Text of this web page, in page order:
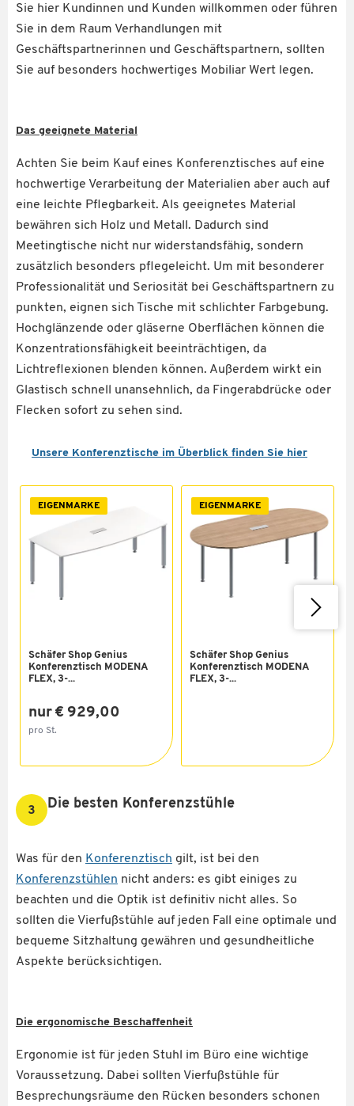
Sie hier Kundinnen und Kunden willkommen oder führen
Sie in dem Raum Verhandlungen mit
Geschäftspartnerinnen und Geschäftspartnern, sollten
Sie auf besonders hochwertiges Mobiliar Wert legen.
Das geeignete Material
Achten Sie beim Kauf eines Konferenztisches auf eine
hochwertige Verarbeitung der Materialien aber auch auf
eine leichte Pflegbarkeit. Als geeignetes Material
bewähren sich Holz und Metall. Dadurch sind
Meetingtische nicht nur widerstandsfähig, sondern
zusätzlich besonders pflegeleicht. Um mit besonderer
Professionalität und Seriosität bei Geschäftspartnern zu
punkten, eignen sich Tische mit schlichter Farbgebung.
Hochglänzende oder gläserne Oberflächen können die
Konzentrationsfähigkeit beeinträchtigen, da
Lichtreflexionen blenden können. Außerdem wirkt ein
Glastisch schnell unansehnlich, da Fingerabdrücke oder
Flecken sofort zu sehen sind.
Unsere Konferenztische im Überblick finden Sie hier
EIGENMARKE
Schäfer Shop Genius
Konferenztisch MODENA
FLEX, 3-...
nur € 929,00
pro St.
EIGENMARKE
Schäfer Shop Genius
Konferenztisch MODENA
FLEX, 3-...
3 Die besten Konferenzstühle
Was für den Konferenztisch gilt, ist bei den
Konferenzstühlen nicht anders: es gibt einiges zu
beachten und die Optik ist definitiv nicht alles. So
sollten die Vierfußstühle auf jeden Fall eine optimale und
bequeme Sitzhaltung gewähren und gesundheitliche
Aspekte berücksichtigen.
Die ergonomische Beschaffenheit
Ergonomie ist für jeden Stuhl im Büro eine wichtige
Voraussetzung. Dabei sollten Vierfußstühle für
Besprechungsräume den Rücken besonders schonen